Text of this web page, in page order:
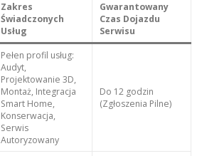
Zakres
Świadczonych
Usług
Gwarantowany
Czas Dojazdu
Serwisu
Pełen profil usług:
Audyt,
Projektowanie 3D,
Montaż, Integracja
Smart Home,
Konserwacja,
Serwis
Autoryzowany
Do 12 godzin
(Zgłoszenia Pilne)